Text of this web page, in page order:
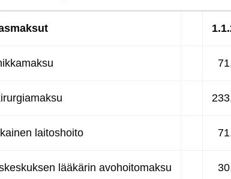
lai­tos­hoi­to
lää­kä­rin avo­hoi­to­mak­su